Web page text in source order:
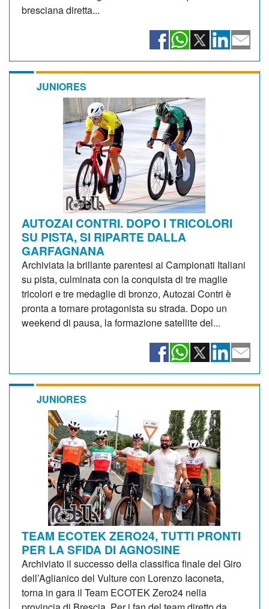
bresciana diretta...
JUNIORES
AUTOZAI CONTRI. DOPO I TRICOLORI
SU PISTA, SI RIPARTE DALLA
GARFAGNANA
Archiviata la brillante parentesi ai Campionati Italiani
su pista, culminata con la conquista di tre maglie
tricolori e tre medaglie di bronzo, Autozai Contri è
pronta a tornare protagonista su strada. Dopo un
weekend di pausa, la formazione satellite del...
JUNIORES
TEAM ECOTEK ZERO24, TUTTI PRONTI
PER LA SFIDA DI AGNOSINE
Archiviato il successo della classifica finale del Giro
dell’Aglianico del Vulture con Lorenzo Iaconeta,
torna in gara il Team ECOTEK Zero24 nella